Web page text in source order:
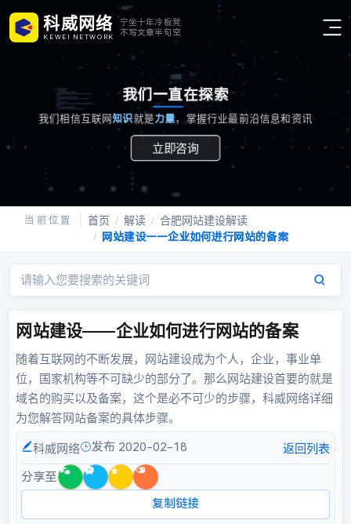
科威网络
K E W E I N E TW O R K
宁坐十年冷板凳
不写文章半句空
我们一直在探索
我们相信互联网知识就是力量，掌握行业最前沿信息和资讯
立即咨询
首页 解读
合肥网站建设解读
网站建设——企业如何进行网站的备案
网站建设——企业如何进行网站的备案
随着互联网的不断发展，网站建设成为个人，企业，事业单
位，国家机构等不可缺少的部分了。那么网站建设首要的就是
域名的购买以及备案，这个是必不可少的步骤，科威网络详细
为您解答网站备案的具体步骤。
科威网络 发布 2020-02-18 返回列表
分享至
复制链接